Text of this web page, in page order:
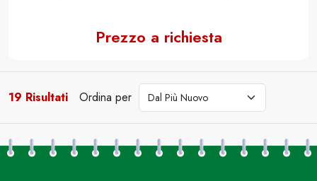
Prezzo a richiesta
19 Risultati Ordina per
cerca